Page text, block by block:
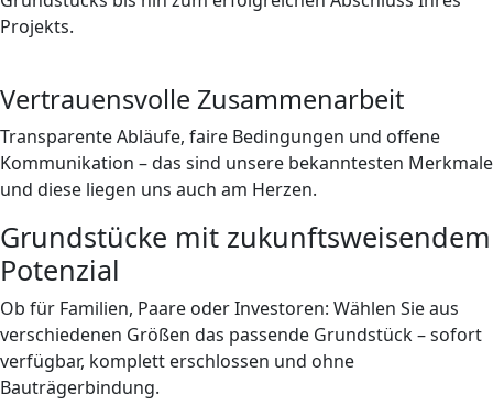
Projekts.
Vertrauensvolle Zusammenarbeit
Transparente Abläufe, faire Bedingungen und offene
Kommunikation – das sind unsere bekanntesten Merkmale
und diese liegen uns auch am Herzen.
Grundstücke mit zukunftsweisendem
Potenzial
Ob für Familien, Paare oder Investoren: Wählen Sie aus
verschiedenen Größen das passende Grundstück – sofort
verfügbar, komplett erschlossen und ohne
Bauträgerbindung.